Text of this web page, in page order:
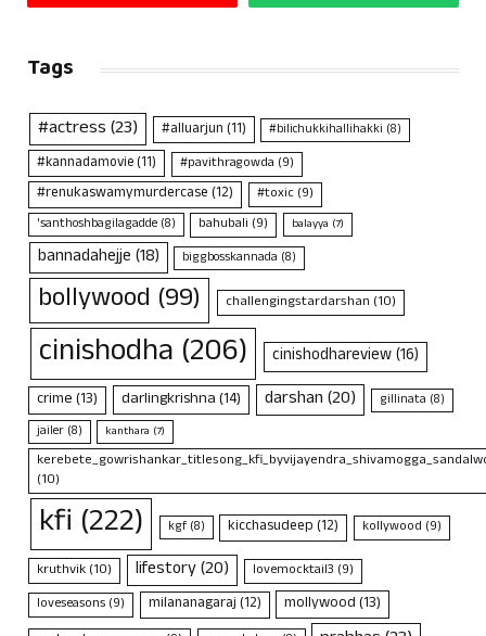
Tags
#actress(23) #alluarjun(11) #bilichukkihallihakki (8)
#kannadamovie(11) #pavithragowda (9)
#renukaswamymurdercase(12) #toxic(9)
'santhoshbagilagadde (8) bahubali (9) balayya (7)
bannadahejje(18) biggbosskannada (8)
bollywood (99) challengingstardarshan (10)
cinishodha (206) cinishodhareview(16)
crime(13) darlingkrishna(14) darshan(20) gillinata (8)
jailer (8) kanthara (7)
(10)
kfi (222) kgf(8) kicchasudeep(12) kollywood (9)
kruthvik(10) lifestory(20) lovemocktail3 (9)
loveseasons (9) milananagaraj(12) mollywood(13)